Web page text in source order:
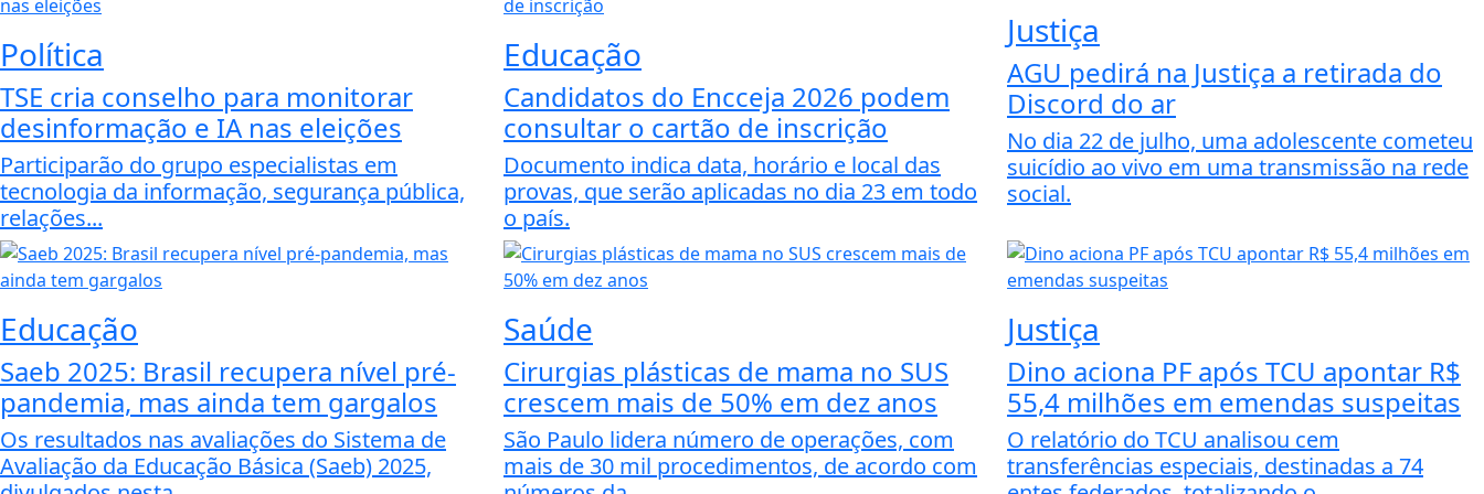
Política
TSE cria conselho para monitorar
desinformação e IA nas eleições
Participarão do grupo especialistas em
tecnologia da informação, segurança pública,
relações...
Educação
Candidatos do Encceja 2026 podem
consultar o cartão de inscrição
Documento indica data, horário e local das
provas, que serão aplicadas no dia 23 em todo
o país.
Justiça
AGU pedirá na Justiça a retirada do
Discord do ar
No dia 22 de julho, uma adolescente cometeu
suicídio ao vivo em uma transmissão na rede
social.
Educação
Saeb 2025: Brasil recupera nível pré-
pandemia, mas ainda tem gargalos
Os resultados nas avaliações do Sistema de
Avaliação da Educação Básica (Saeb) 2025,
Saúde
Cirurgias plásticas de mama no SUS
crescem mais de 50% em dez anos
São Paulo lidera número de operações, com
mais de 30 mil procedimentos, de acordo com
Justiça
Dino aciona PF após TCU apontar R$
55,4 milhões em emendas suspeitas
O relatório do TCU analisou cem
transferências especiais, destinadas a 74